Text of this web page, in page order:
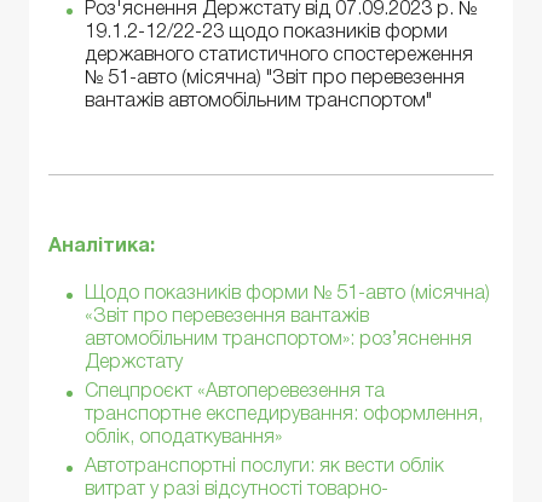
Роз'яснення Держстату від 07.09.2023 р. №
19.1.2-12/22-23 щодо показників форми
державного статистичного спостереження
№ 51-авто (місячна) "Звіт про перевезення
вантажів автомобільним транспортом"
Аналітика:
Щодо показників форми № 51-авто (місячна)
«Звіт про перевезення вантажів
автомобільним транспортом»: роз’яснення
Держстату
Спецпроєкт «Автоперевезення та
транспортне експедирування: оформлення,
облік, оподаткування»
Автотранспортні послуги: як вести облік
витрат у разі відсутності товарно-